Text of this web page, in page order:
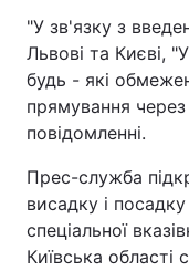
"У зв'язку з
Львові та Києві,
будь - які
прямування через
повідомленні.
Прес-служба
висадку і
спеціальної
Київська області